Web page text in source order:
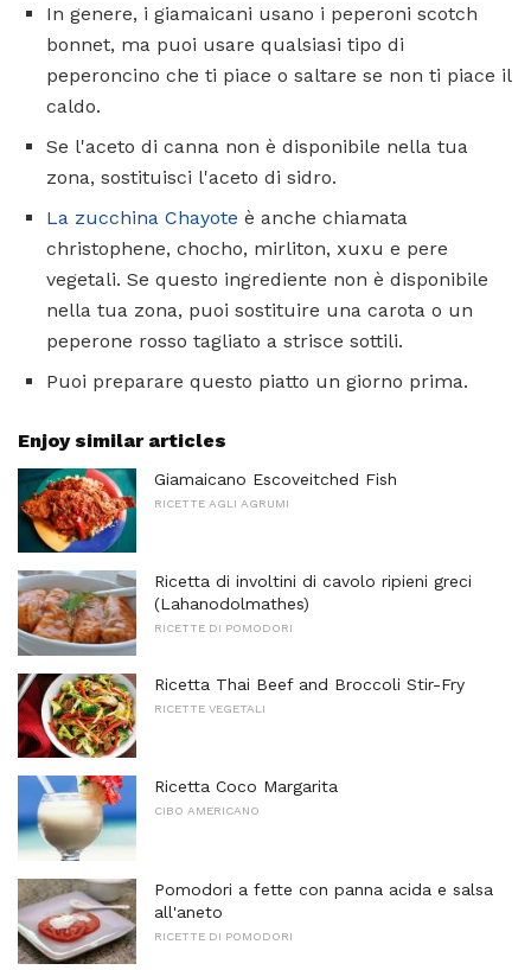
In genere, i giamaicani usano i peperoni scotch
bonnet, ma puoi usare qualsiasi tipo di
peperoncino che ti piace o saltare se non ti piace il
caldo.
Se l'aceto di canna non è disponibile nella tua
zona, sostituisci l'aceto di sidro.
La zucchina Chayote è anche chiamata
christophene, chocho, mirliton, xuxu e pere
vegetali. Se questo ingrediente non è disponibile
nella tua zona, puoi sostituire una carota o un
peperone rosso tagliato a strisce sottili.
Puoi preparare questo piatto un giorno prima.
Enjoy similar articles
Giamaicano Escoveitched Fish
RICETTE AGLI AGRUMI
Ricetta di involtini di cavolo ripieni greci
(Lahanodolmathes)
RICETTE DI POMODORI
Ricetta Thai Beef and Broccoli Stir-Fry
RICETTE VEGETALI
Ricetta Coco Margarita
CIBO AMERICANO
Pomodori a fette con panna acida e salsa
all'aneto
RICETTE DI POMODORI